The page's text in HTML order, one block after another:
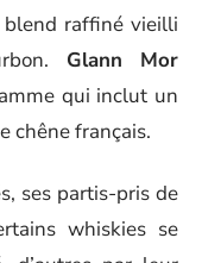
blend raffiné vieilli
Glann Mor
qui inclut un
chêne français.
ses partis-pris de
whiskies se